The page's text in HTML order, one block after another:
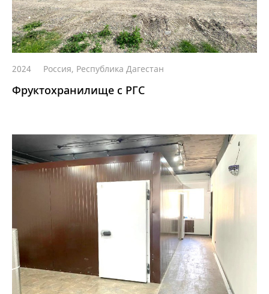
2024 Россия, Республика Дагестан
Фруктохранилище с РГС